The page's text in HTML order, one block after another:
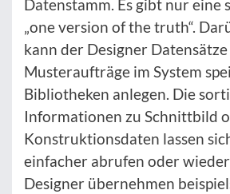
Datenstamm. Es gibt nur eine
„one version of the truth“.
kann der Designer
Musteraufträge im System
Bibliotheken anlegen. Die
Informationen zu Schnittbild
Konstruktionsdaten lassen
einfacher abrufen oder
Designer übernehmen